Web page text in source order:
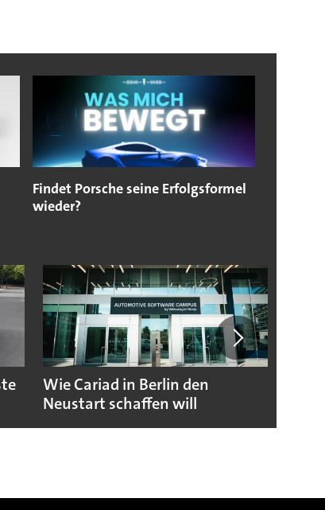
Findet Porsche seine Erfolgsformel
wieder?
Wie Cariad in Berlin den
Neustart schaffen will